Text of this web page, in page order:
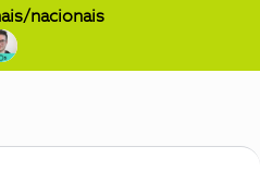
nacionais